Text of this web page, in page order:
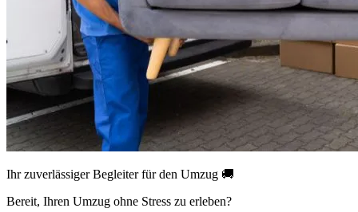
Ihr zuverlässiger Begleiter für den Umzug 🚚
Bereit, Ihren Umzug ohne Stress zu erleben?